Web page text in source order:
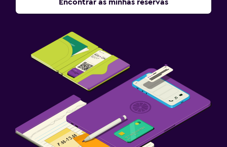
Encontrar as minhas reservas